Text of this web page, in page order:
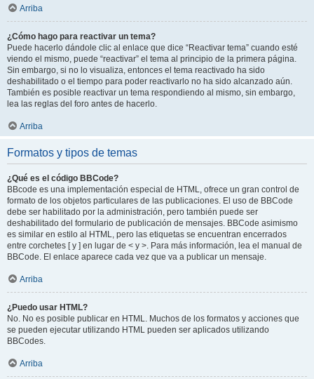
Arriba
¿Cómo hago para reactivar un tema?
Puede hacerlo dándole clic al enlace que dice “Reactivar tema” cuando esté
viendo el mismo, puede “reactivar” el tema al principio de la primera página.
Sin embargo, si no lo visualiza, entonces el tema reactivado ha sido
deshabilitado o el tiempo para poder reactivarlo no ha sido alcanzado aún.
También es posible reactivar un tema respondiendo al mismo, sin embargo,
lea las reglas del foro antes de hacerlo.
Arriba
Formatos y tipos de temas
¿Qué es el código BBCode?
BBcode es una implementación especial de HTML, ofrece un gran control de
formato de los objetos particulares de las publicaciones. El uso de BBCode
debe ser habilitado por la administración, pero también puede ser
deshabilitado del formulario de publicación de mensajes. BBCode asimismo
es similar en estilo al HTML, pero las etiquetas se encuentran encerrados
entre corchetes [ y ] en lugar de < y >. Para más información, lea el manual de
BBCode. El enlace aparece cada vez que va a publicar un mensaje.
Arriba
¿Puedo usar HTML?
No. No es posible publicar en HTML. Muchos de los formatos y acciones que
se pueden ejecutar utilizando HTML pueden ser aplicados utilizando
BBCodes.
Arriba